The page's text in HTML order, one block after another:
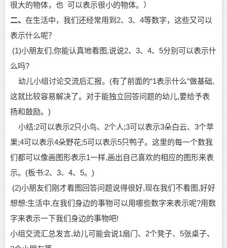
很大的物体，也 可以表示很小的物体。）
二、 在生活中，我们还经常用到 2、3、4等数字，这些又可以
表示什么呢？
(1)小朋友们,你能认真地看图,说说2、3、4、5分别可以表示什
么吗?
幼儿小组讨论交流后汇报。 (有了前面的“1表示什么”做基础,
这就比较容易解决了。对于能独立回答问题的幼儿,要给予表
扬和鼓励。)
小结:2可以表示2只小鸟、2个人;3可以表示3朵白云、3个苹
果;4可以表示4朵野花;5可以表示5只鸭子。这里的每一个数我
们都可以像画图形表示1一样,画出自己喜欢的相应的图形来表
示。(板书:2、3、4、5。)
(2)小朋友们刚才看图回答问题说得很好,现在我们不看图,好好
想想:生活中,在我们身边的事物可以用哪些数字来表示呢?用数
字来表示一下我们身边的事物吧!
小组交流汇总发言,幼儿可能会说1扇门、2个凳子、5张桌子、